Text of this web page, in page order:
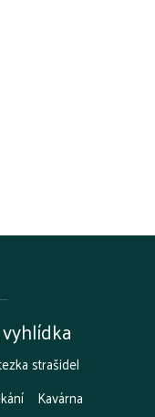
strašidel
Kavárna